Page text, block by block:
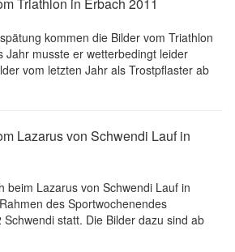
kommen die Bilder vom Triathlon
Jahr musste er wetterbedingt leider
vom letzten Jahr als Trostpflaster ab
Lazarus von Schwendi Lauf in
beim Lazarus von Schwendi Lauf in
des Sportwochenendes
statt. Die Bilder dazu sind ab